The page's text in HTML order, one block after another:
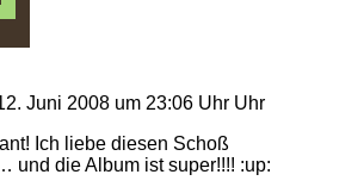
Juni 2008 um 23:06 Uhr Uhr
Ich liebe diesen Schoß
und die Album ist super!!!! :up: